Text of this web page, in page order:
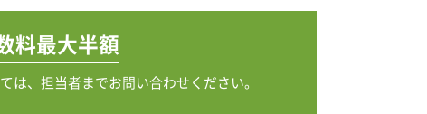
料最大半額
は、担当者までお問い合わせください。